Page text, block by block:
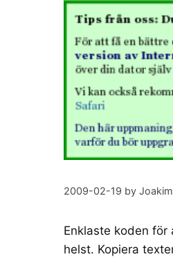
2009-02-19 by
Enklaste koden
helst. Kopiera